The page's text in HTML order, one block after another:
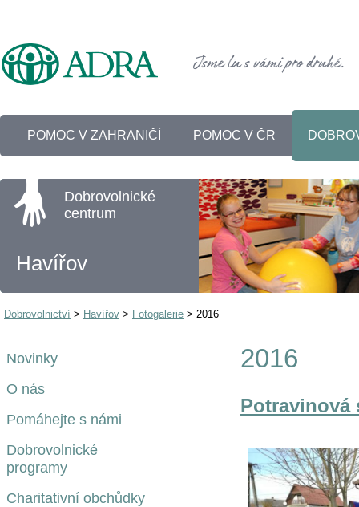
POMOC V ZAHRANIČÍ POMOC V ČR
Dobrovolnické
centrum
Havířov
Dobrovolnictví > Havířov > Fotogalerie > 2016
Novinky
O nás
Pomáhejte s námi
Dobrovolnické
programy
Charitativní obchůdky
2016
Potravinová